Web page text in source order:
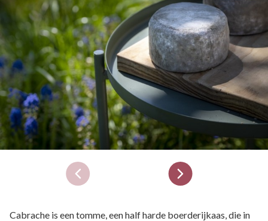
Cabrache is een tomme, een half harde boerderijkaas, die in